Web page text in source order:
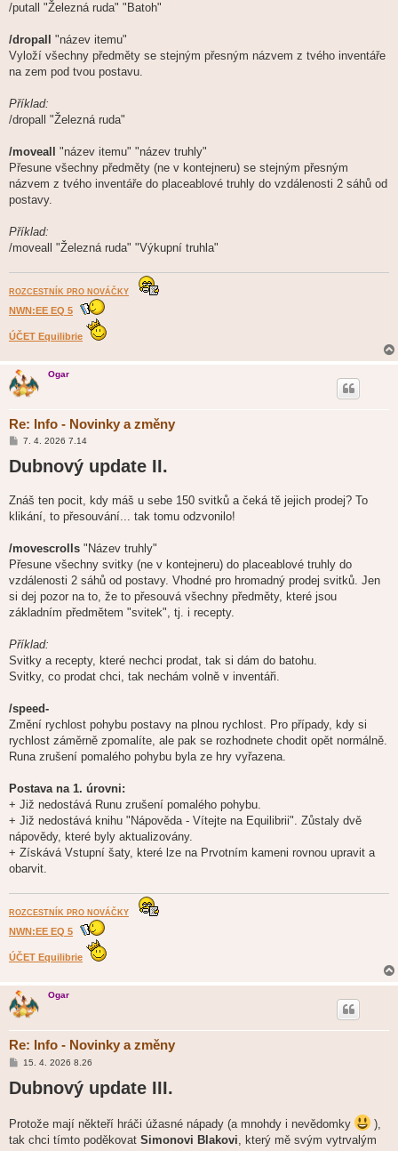
/putall "Železná ruda" "Batoh"
/dropall
"název itemu"
Vyloží všechny předměty se stejným přesným názvem z tvého inventáře
na zem pod tvou postavu.
Příklad:
/dropall "Železná ruda"
/moveall
"název itemu" "název truhly"
Přesune všechny předměty (ne v kontejneru) se stejným přesným
názvem z tvého inventáře do placeablové truhly do vzdálenosti 2 sáhů od
postavy.
Příklad:
/moveall "Železná ruda" "Výkupní truhla"
ROZCESTNÍK PRO NOVÁČKY
NWN:EE EQ 5
ÚČET Equilibrie
Ogar
Re: Info - Novinky a změny
P
í
s
v
e
7. 4. 2026 7.14
Dubnový update II.
Znáš ten pocit, kdy máš u sebe 150 svitků a čeká tě jejich prodej? To
klikání, to přesouvání... tak tomu odzvonilo!
/movescrolls "Název truhly"
Přesune všechny svitky (ne v kontejneru) do placeablové truhly do
vzdálenosti 2 sáhů od postavy. Vhodné pro hromadný prodej svitků. Jen
si dej pozor na to, že to přesouvá všechny předměty, které jsou
základním předmětem "svitek", tj. i recepty.
Příklad:
Svitky a recepty, které nechci prodat, tak si dám do batohu.
Svitky, co prodat chci, tak nechám volně v inventáři.
/speed-
Změní rychlost pohybu postavy na plnou rychlost. Pro případy, kdy si
rychlost záměrně zpomalíte, ale pak se rozhodnete chodit opět normálně.
Runa zrušení pomalého pohybu byla ze hry vyřazena.
Postava na 1. úrovni:
+ Již nedostává Runu zrušení pomalého pohybu.
+ Již nedostává knihu "Nápověda - Vítejte na Equilibrii". Zůstaly dvě
nápovědy, které byly aktualizovány.
+ Získává Vstupní šaty, které lze na Prvotním kameni rovnou upravit a
obarvit.
ROZCESTNÍK PRO NOVÁČKY
NWN:EE EQ 5
ÚČET Equilibrie
Ogar
Re: Info - Novinky a změny
P
í
s
v
e
k
15. 4. 2026 8.26
Dubnový update III.
Protože mají někteří hráči úžasné nápady (a mnohdy i nevědomky
),
tak chci tímto poděkovat Simonovi Blakovi , který mě svým vytrvalým